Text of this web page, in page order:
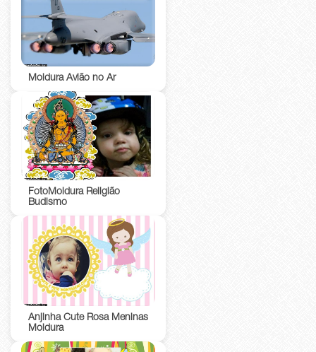
Moldura Avião no Ar
FotoMoldura Religião
Budismo
Anjinha Cute Rosa Meninas
Moldura